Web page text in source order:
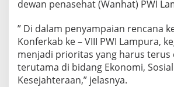
dewan penasehat (Wanhat) PWI
” Di dalam penyampaian rencana
Konferkab ke – VIII PWI Lampura,
menjadi prioritas yang harus terus
terutama di bidang Ekonomi,
Kesejahteraan,” jelasnya.